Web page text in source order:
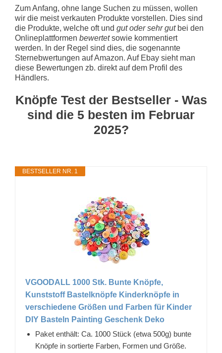
Zum Anfang, ohne lange Suchen zu müssen, wollen
wir die meist verkauten Produkte vorstellen. Dies sind
die Produkte, welche oft und gut oder sehr gutbei den
Onlineplattformen bewertetsowie kommentiert
werden. In der Regel sind dies, die sogenannte
Sternebwertungen auf Amazon. Auf Ebay sieht man
diese Bewertungen zb. direkt auf dem Profil des
Händlers.
Knöpfe Test der Bestseller - Was
sind die 5 besten im Februar
2025?
BESTSELLER NR. 1
VGOODALL 1000 Stk. Bunte Knöpfe,
Kunststoff Bastelknöpfe Kinderknöpfe in
verschiedene Größen und Farben für Kinder
DIY Basteln Painting Geschenk Deko
Paket enthält: Ca. 1000 Stück (etwa 500g) bunte
Knöpfe in sortierte Farben, Formen und Größe.